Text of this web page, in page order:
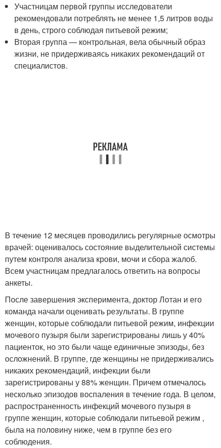
Участницам первой группы исследователи
рекомендовали потреблять не менее 1,5 литров воды
в день, строго соблюдая питьевой режим;
Вторая группа — контрольная, вела обычный образ
жизни, не придерживаясь никаких рекомендаций от
специалистов.
В течение 12 месяцев проводились регулярные осмотры
врачей: оценивалось состояние выделительной системы
путем контроля анализа крови, мочи и сбора жалоб.
Всем участницам предлагалось ответить на вопросы
анкеты.
После завершения эксперимента, доктор Лотан и его
команда начали оценивать результаты. В группе
женщин, которые соблюдали питьевой режим, инфекции
мочевого пузыря были зарегистрированы лишь у 40%
пациенток, но это были чаще единичные эпизоды, без
осложнений. В группе, где женщины не придерживались
никаких рекомендаций, инфекции были
зарегистрированы у 88% женщин. Причем отмечалось
несколько эпизодов воспаления в течение года. В целом,
распространенность инфекций мочевого пузыря в
группе женщин, которые соблюдали питьевой режим ,
была на половину ниже, чем в группе без его
соблюдения.